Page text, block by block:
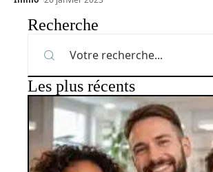
Recherche
Les plus récents